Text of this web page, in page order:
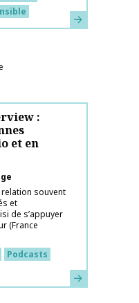
En savoir plus
:
et en
souvent
et
de s’appuyer
(France
Podcasts
En savoir plus